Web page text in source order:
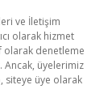
ve İletişim
olarak hizmet
olarak denetleme
Ancak, üyelerimiz
siteye üye olarak